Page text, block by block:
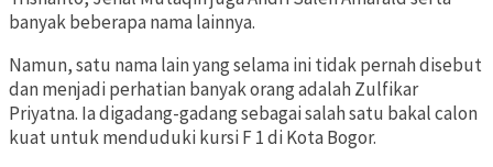
banyak beberapa nama lainnya.
Namun, satu nama lain yang selama ini tidak pernah disebut
dan menjadi perhatian banyak orang adalah Zulfikar
Priyatna. Ia digadang-gadang sebagai salah satu bakal calon
kuat untuk menduduki kursi F 1 di Kota Bogor.